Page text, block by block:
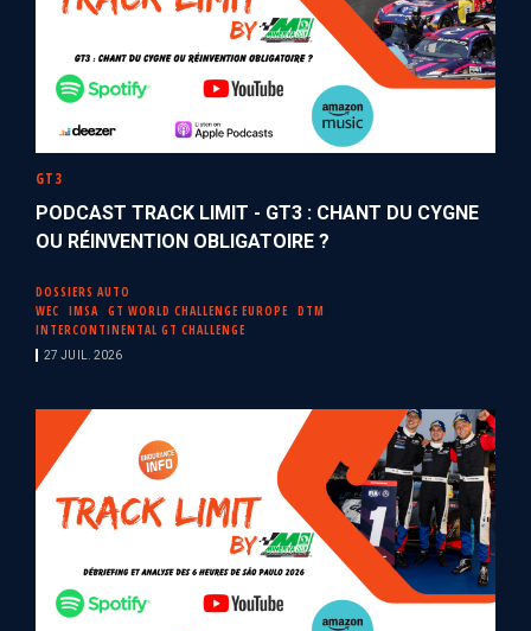
GT3
PODCAST TRACK LIMIT - GT3 : CHANT DU CYGNE
OU RÉINVENTION OBLIGATOIRE ?
DOSSIERS AUTO
WEC
IMSA GT WORLD CHALLENGE EUROPE
DTM
INTERCONTINENTAL GT CHALLENGE
27 JUIL. 2026